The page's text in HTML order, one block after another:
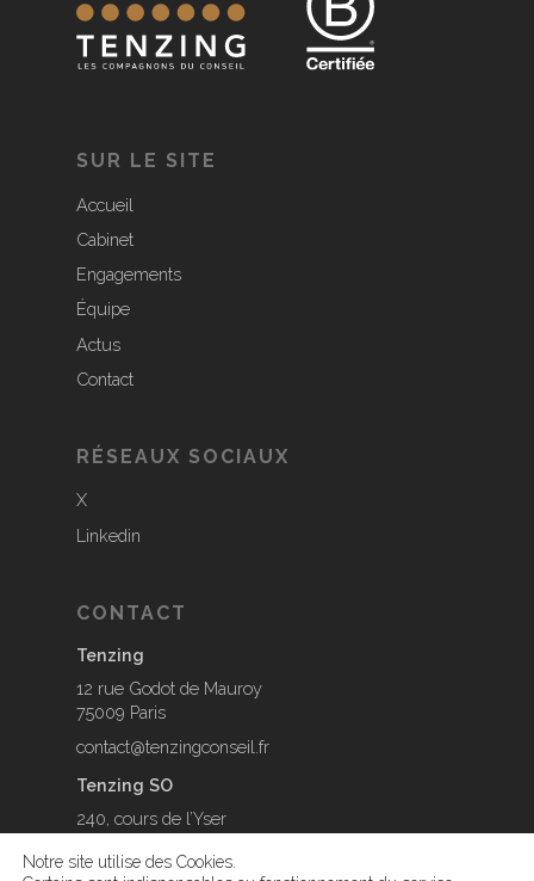
SUR LE SITE
Accueil
Cabinet
Engagements
Équipe
Actus
Contact
RÉSEAUX SOCIAUX
X
Linkedin
CONTACT
Tenzing
12 rue Godot de Mauroy
75009 Paris
contact@tenzingconseil.fr
Tenzing SO
240, cours de l’Yser
contact@tenzingconseil.fr
Notre site utilise des Cookies.